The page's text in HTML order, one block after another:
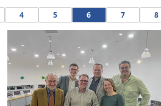
4 5 6 7 8